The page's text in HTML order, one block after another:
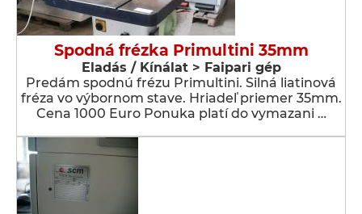
Spodná frézka Primultini 35mm
Eladás / Kínálat > Faipari gép
Predám spodnú frézu Primultini. Silná liatinová
fréza vo výbornom stave. Hriadeľ priemer 35mm.
Cena 1000 Euro Ponuka platí do vymazani …